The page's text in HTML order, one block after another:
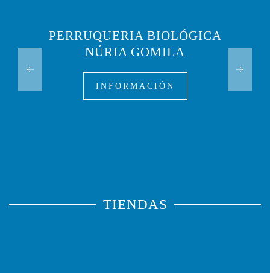
PERRUQUERIA BIOLÓGICA
NÚRIA GOMILA
INFORMACIÓN
TIENDAS